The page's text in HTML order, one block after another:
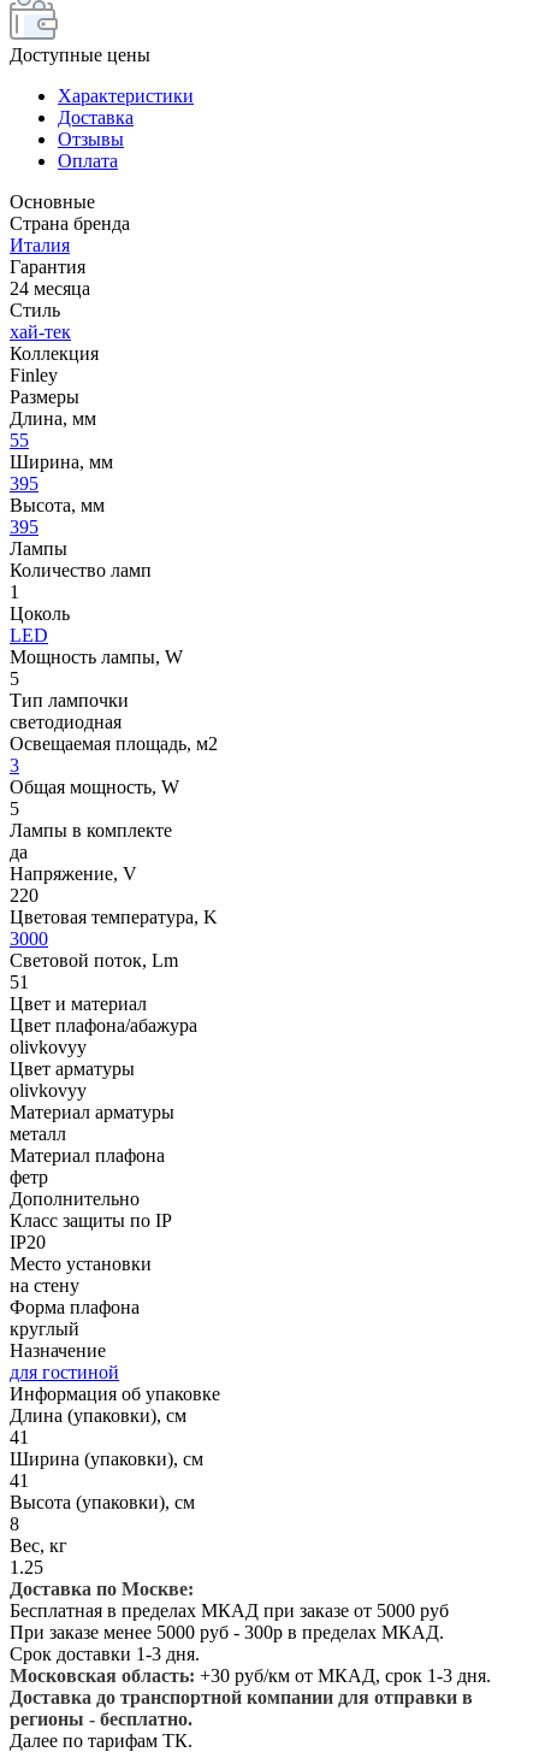
Доступные цены
Характеристики
Доставка
Отзывы
Оплата
Основные
Страна бренда
Италия
Гарантия
24 месяца
Стиль
хай-тек
Коллекция
Finley
Размеры
Длина, мм
55
Ширина, мм
395
Высота, мм
395
Лампы
Количество ламп
1
Цоколь
LED
Мощность лампы, W
5
Тип лампочки
светодиодная
Освещаемая площадь, м2
3
Общая мощность, W
5
Лампы в комплекте
да
Напряжение, V
220
Цветовая температура, K
3000
Световой поток, Lm
51
Цвет и материал
Цвет плафона/абажура
olivkovyy
Цвет арматуры
olivkovyy
Материал арматуры
металл
Материал плафона
фетр
Дополнительно
Класс защиты по IP
IP20
Место установки
на стену
Форма плафона
круглый
Назначение
для гостиной
Информация об упаковке
Длина (упаковки), см
41
Ширина (упаковки), см
41
Высота (упаковки), см
8
Вес, кг
1.25
Доставка по Москве:
Бесплатная в пределах МКАД при заказе от 5000 руб
При заказе менее 5000 руб - 300р в пределах МКАД.
Срок доставки 1-3 дня.
Московская область: +30 руб/км от МКАД, срок 1-3 дня.
Доставка до транспортной компании для отправки в
регионы - бесплатно.
Далее по тарифам ТК.